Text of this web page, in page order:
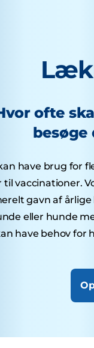
ofte
have brug for
til vaccinationer.
gavn af
eller hunde
have behov for